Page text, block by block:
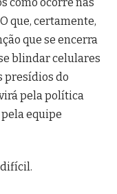
que, certamente,
que se encerra
blindar celulares
presídios do
pela política
equipe
difícil.